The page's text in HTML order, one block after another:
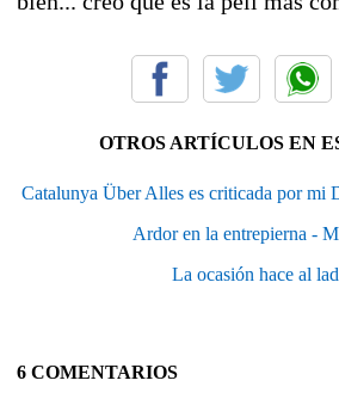
OTROS ARTÍCULOS EN
Catalunya Über Alles es criticada por
Ardor en la entrepierna -
La ocasión hace al
6 COMENTARIOS